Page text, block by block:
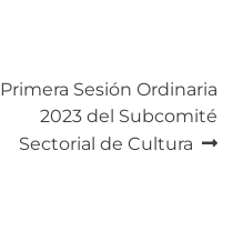
Siguiente:
Primera Sesión Ordinaria
2023 del Subcomité
Sectorial de Cultura